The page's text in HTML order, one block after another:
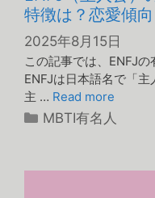
特徴は？恋愛傾
2025年8月15日
この記事では、ENFJの
ENFJは日本語名で「
主 … Read more
カ
リ
MBTI有名人